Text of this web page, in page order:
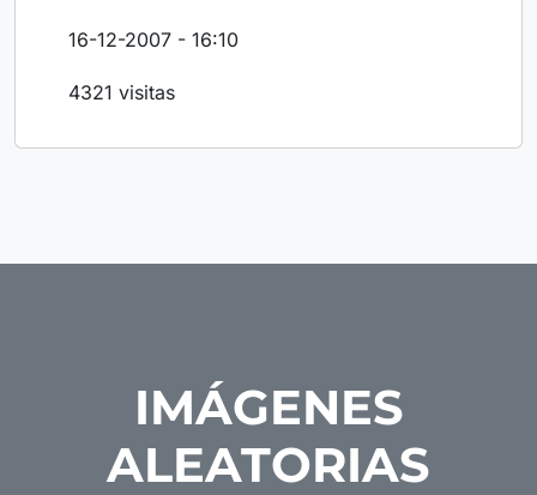
16-12-2007 - 16:10
4321 visitas
IMÁGENES
ALEATORIAS